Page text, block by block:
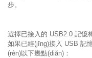
步。
選擇已接入的 USB2.0 記憶
如果已經(jīng)接入 USB 記
(rèn)以下幾點(diǎn)：